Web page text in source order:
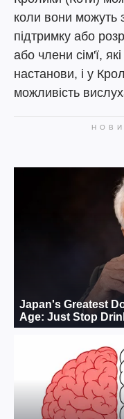
коли вони можуть
підтримку або
або члени сім'ї,
настанови, і у
можливість